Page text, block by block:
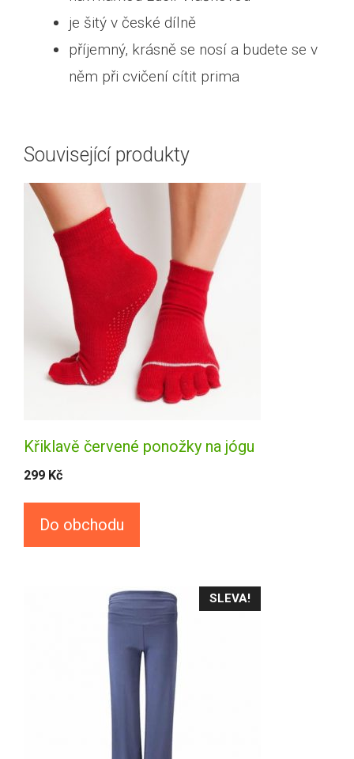
je šitý v české dílně
příjemný, krásně se nosí a budete se v
něm při cvičení cítit prima
Související produkty
Křiklavě červené ponožky na jógu
299 Kč
Do obchodu
SLEVA!